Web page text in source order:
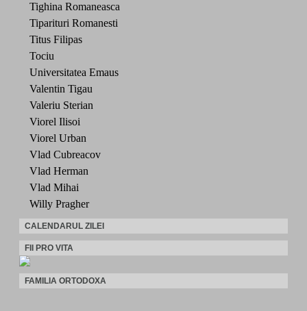
Tighina Romaneasca
Tiparituri Romanesti
Titus Filipas
Tociu
Universitatea Emaus
Valentin Tigau
Valeriu Sterian
Viorel Ilisoi
Viorel Urban
Vlad Cubreacov
Vlad Herman
Vlad Mihai
Willy Pragher
CALENDARUL ZILEI
FII PRO VITA
FAMILIA ORTODOXA